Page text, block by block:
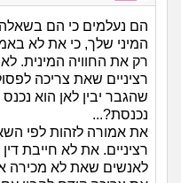
הם נעלמים כי הם בשאלה
המיני שלך, כי את לא
רק את החוויה המינית.
רציניים שאת צריכה
שהגבר יבין לאן הוא
נכנסת?...
את אמורה לזהות לפי
רציניים. את לא חייבת
לאנשים שאת לא מכירה